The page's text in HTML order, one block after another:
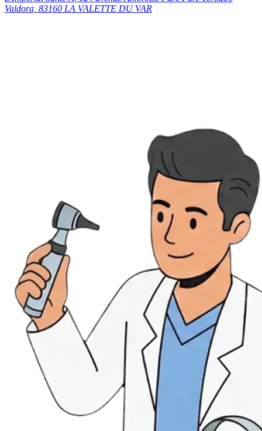
Valdora, 83160 LA VALETTE DU VAR